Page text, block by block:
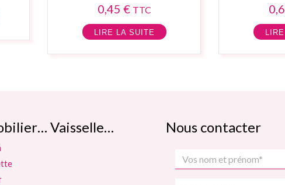
0,45 € TTC
LIRE LA SUITE
Vaisselle… Nous contacter